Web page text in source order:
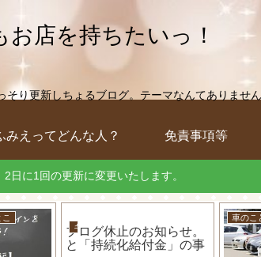
お店を持ちたいっ！
そり更新しちょるブログ。テーマなんてありませ
みえってどんな人？ 免責事項等
日に1回の更新に変更いたします。
D5500